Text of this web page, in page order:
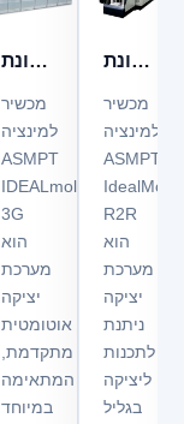
מכונת
פלסטיק
ASMPT
IDEALmold
מכשיר
למינציה
ASMPT
IDEALmold™
3G
הוא
מערכת
יציקה
אוטומטית
מתקדמת,
המתאימה
במיוחד
מכונת
פלסטיק
ASMPT
מכשיר
הלמינציה
ASMPT
R2R
הוא
מערכת
יציקה
ניתנת
לתכנות
ליציקה
בגליל